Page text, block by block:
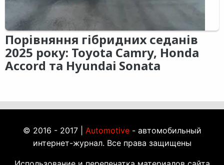
Порівняння гібридних седанів
2025 року: Toyota Camry, Honda
Accord та Hyundai Sonata
© 2016 - 2017 | Automotive- автомобильный
интернет-журнал. Все права защищены